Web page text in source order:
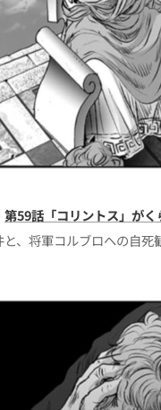
第59話「コリントス」が
、将軍コルブロへの自死